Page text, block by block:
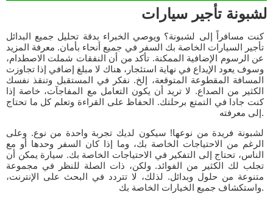
لشبونة تأجير سيارات
كنت مسافراً إلى لشبونة؟ ويوصي الخبراء بدقة تحليل جميع البدائل
تأجير السيارات الخاصة بك السفر في جميع أنحاء بأمان. معرفة المزيد
عن الرسوم الإضافية الممكنة. تأكد من أن النفقات شملت الاصطدام،
وسوف يعود الإيداع في نهاية استئجار، هناك لا مبلغ إضافي إذا تجاوزت
المسافة المقطوعة المتوقعة، إلخ. نفكر في المستقبل وتنقذ نفسك
الكثير من الصداع. لا تريد أن يكون التعامل مع المفاجآت، خاصة إذا
كنت جادا في التمتع برحلتك. الحفاظ على القراءة وتعلم كل ما تحتاج
إلى معرفته.
لشبونة فريدة من نوعها! سيكون لديك تجربة واحدة من نوع. وعلى
الرغم من الاحتياجات الخاصة بك، وما إذا كان السفر وحدها أو مع
الناس، تحتاج إلى التفكير في الاحتياجات الخاصة بك. سيارة يمكن أن
تجلب لك الكثير من الفوائد. ولكن، ذات الصلة للنظر في مجموعة
متنوعة من حلول وبدائل. لذلك، لا تتردد في البحث على الإنترنت،
واستكشاف جميع الخيارات الخاصة بك.